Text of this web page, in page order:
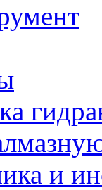
и